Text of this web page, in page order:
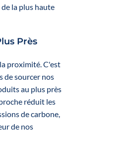
la plus haute
Près
proximité. C'est
de sourcer nos
au plus près
réduit les
de carbone,
de nos